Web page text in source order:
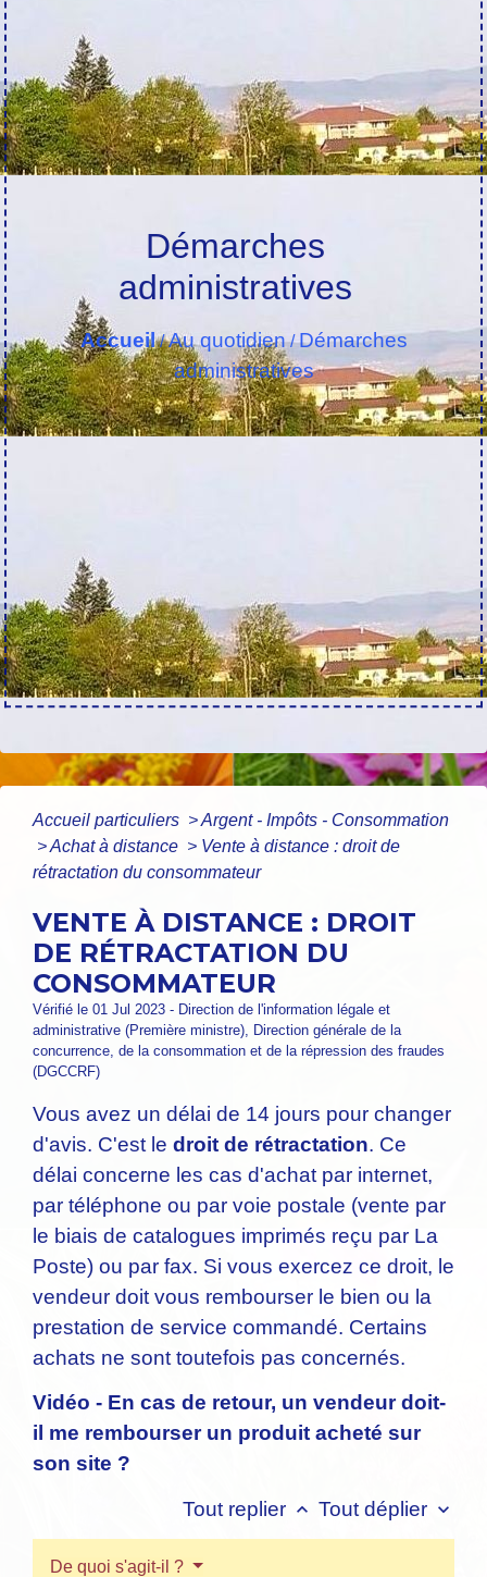
Démarches
administratives
Accueil/Au quotidien/Démarches
administratives
Accueil particuliers >Argent - Impôts - Consommation
>Achat à distance > Vente à distance : droit de
rétractation du consommateur
VENTE À DISTANCE : DROIT
DE RÉTRACTATION DU
CONSOMMATEUR
Vérifié le 01 Jul 2023 - Direction de l'information légale et
administrative (Première ministre), Direction générale de la
concurrence, de la consommation et de la répression des fraudes
(DGCCRF)
Vous avez un délai de 14 jours pour changer
d'avis. C'est le droit de rétractation. Ce
délai concerne les cas d'achat par internet,
par téléphone ou par voie postale (vente par
le biais de catalogues imprimés reçu par La
Poste) ou par fax. Si vous exercez ce droit, le
vendeur doit vous rembourser le bien ou la
prestation de service commandé. Certains
achats ne sont toutefois pas concernés.
Vidéo - En cas de retour, un vendeur doit-
il me rembourser un produit acheté sur
son site ?
Tout replier keyboard_arrow_up Tout déplier keyboard_arrow_down
De quoi s'agit-il ?